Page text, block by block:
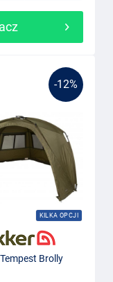
-12%
KILKA OPCJI
Brolly